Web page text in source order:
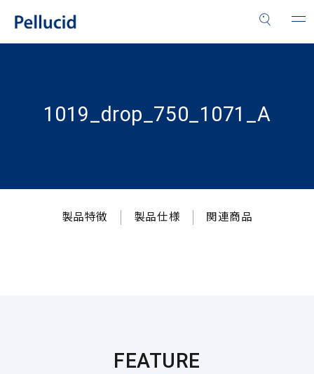
1019_drop_750_1071_A
製品特徴 製品仕様 関連商品
FEATURE